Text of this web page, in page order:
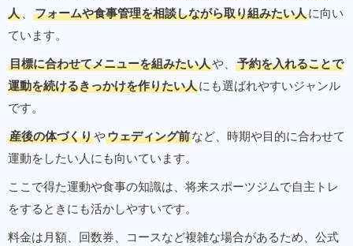
人 、 フォームや食事管理を相談しながら取り組みたい人に向い
ています。
目標に合わせてメニューを組みたい人や、
予約を入れることで
運動を続けるきっかけを作りたい人にも選ばれやすいジャンル
です。
産後の体づくりやウェディング前など、時期や目的に合わせて
運動をしたい人にも向いています。
ここで得た運動や食事の知識は、将来スポーツジムで自主トレ
をするときにも活かしやすいです。
料金は月額、回数券、コースなど複雑な場合があるため、公式